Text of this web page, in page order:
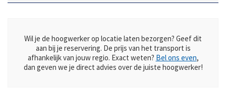
Wil je de hoogwerker op locatie laten bezorgen? Geef dit
aan bij je reservering. De prijs van het transport is
afhankelijk van jouw regio. Exact weten? Bel ons even,
dan geven we je direct advies over de juiste hoogwerker!